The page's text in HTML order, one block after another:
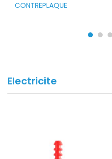
CONTREPLAQUE
Electricite